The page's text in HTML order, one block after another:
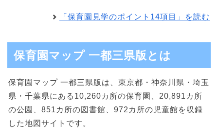
「保育園見学のポイント14項目」を読む
保育園マップ 一都三県版とは
保育園マップ 一都三県版は、東京都・神奈川県・埼玉
県・千葉県にある10,260カ所の保育園、20,891カ所
の公園、851カ所の図書館、972カ所の児童館を収録
した地図サイトです。